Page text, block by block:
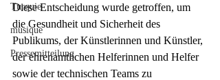
Turquie
musique
Pressemitteilung
Diese Entscheidung wurde getroffen, um
die Gesundheit und Sicherheit des
Publikums, der Künstlerinnen und Künstler,
der ehrenamtlichen Helferinnen und Helfer
sowie der technischen Teams zu